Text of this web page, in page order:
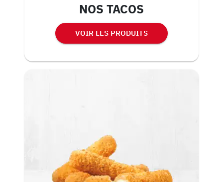
NOS TACOS
VOIR LES PRODUITS